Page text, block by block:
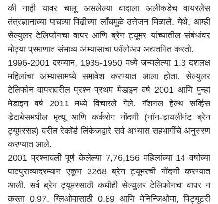
की नाही यावर चालू असलेल्या वादाला अलीकडेच वायरलेस
तंत्रज्ञानाच्या पाचव्या पिढीच्या लाँचमुळे उत्तेजन मिळाले. येथे, आम्ही
सेल्युलर टेलिफोनचा वापर आणि ब्रेन ट्यूमर यांच्यातील संबंधांवर
मोठ्या प्रमाणात संभाव्य अभ्यासाचा फॉलोअप अद्यतनित करतो.
1996-2001 दरम्यान, 1935-1950 मध्ये जन्मलेल्या 1.3 दशलक्ष
महिलांचा अभ्यासामध्ये समावेश करण्यात आला होता. सेल्युलर
टेलिफोन वापरावरील प्रश्न प्रथम मेडाइन वर्ष 2001 आणि पुन्हा
मेडाइन वर्ष 2011 मध्ये विचारले गेले. नॅशनल हेल्थ सर्व्हिस
डेटाबेसमधील मृत्यू आणि कर्करोग नोंदणी (नॉन-डायलीनंट ब्रेन
ट्यूमरसह) वरील रेकॉर्ड लिंकेजद्वारे सर्व अभ्यास सहभागींचे अनुसरण
करण्यात आले.
2001 प्रश्नावली पूर्ण केलेल्या 7,76,156 महिलांच्या 14 वर्षांच्या
पाठपुराव्यादरम्यान एकूण 3268 ब्रेन ट्यूमरची नोंदणी करण्यात
आली. सर्व ब्रेन ट्यूमरसाठी कधीही सेल्युलर टेलिफोनचा वापर न
करता 0.97, ग्लिओमासाठी 0.89 आणि मेनिन्जिओमा, पिट्यूटरी